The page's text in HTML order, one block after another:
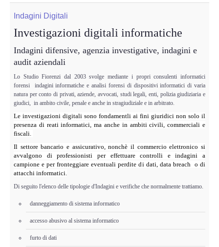
Indagini Digitali
Investigazioni digitali informatiche
Indagini difensive, agenzia investigative, indagini e
audit aziendali
Lo Studio Fiorenzi dal 2003 svolge mediante i propri consulenti informatici
forensi indagini informatiche e analisi forensi di dispositivi informatici di varia
natura per conto di privati, aziende, avvocati, studi legali, enti, polizia giudiziaria e
giudici, in ambito civile, penale e anche in stragiudiziale e in arbitrato.
Le investigazioni digitali sono fondamentli ai fini giuridici non solo il
presenza di reati informatici, ma anche in ambiti civili, commerciali e
fiscali.
Il settore bancario e assicurativo, nonchè il commercio elettronico si
avvalgono di professionisti per effettuare controlli e indagini a
campione e per fronteggiare eventuali perdite di dati, data breach o di
attacchi informatici.
Di seguito l'elenco delle tipologie d'Indagini e verifiche che normalmente trattiamo.
danneggiamento di sistema informatico
accesso abusivo al sistema informatico
furto di dati